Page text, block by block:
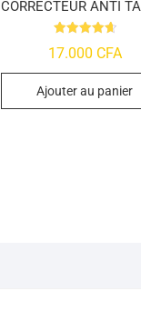
CORRECTEUR ANTI
4.7
17.000 CFA
Ajouter au panier